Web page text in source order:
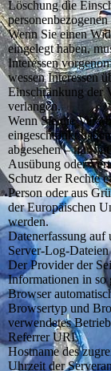
Löschung die
Wenn Sie einen
eingelegt haben,
Interessen
wessen Interessen
Einschränkung der
verlangen.
Wenn Sie die
eingeschränkt
abgesehen – nur
Ausübung oder
Schutz der Rechte
Person oder aus
der Europäischen
werden.
Datenerfassung auf
Server-Log-Dateien
Der Provider der
Informationen in so
Browser
Browsertyp und
verwendetes
Referrer URL
Hostname des
Uhrzeit der